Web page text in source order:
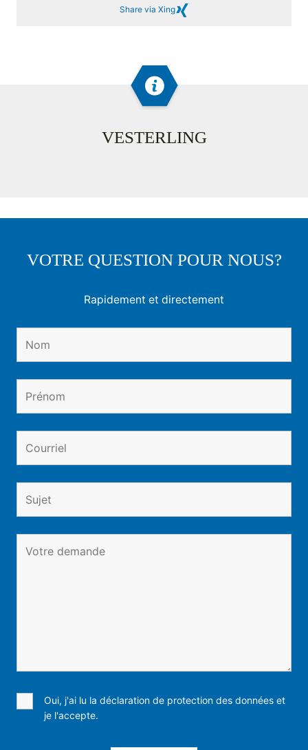
Share via Xing
VESTERLING
VOTRE QUESTION POUR NOUS?
Rapidement et directement
Oui, j'ai lu la déclaration de protection des données et
je l'accepte.